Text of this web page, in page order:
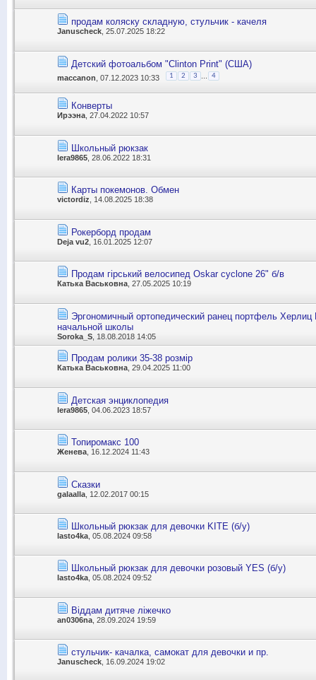
продам коляску складную, стульчик - качеля
Januscheck , 25.07.2025 18:22
Детский фотоальбом "Clinton Print" (США)
maccanon , 07.12.2023 10:33 1 2 3 4
Конверты
Ирээна , 27.04.2022 10:57
Школьный рюкзак
lera9865 , 28.06.2022 18:31
Карты покемонов. Обмен
victordiz , 14.08.2025 18:38
Рокерборд продам
Deja vu2 , 16.01.2025 12:07
Продам гірський велосипед Oskar cyclone 26" б/в
Катька Васьковна , 27.05.2025 10:19
Эргономичный ортопедический ранец портфель
начальной школы
Soroka_S , 18.08.2018 14:05
Продам ролики 35-38 розмір
Катька Васьковна , 29.04.2025 11:00
Детская энциклопедия
lera9865 , 04.06.2023 18:57
Топиромакс 100
Женева , 16.12.2024 11:43
Сказки
galaalla , 12.02.2017 00:15
Школьный рюкзак для девочки KITE (б/у)
lasto4ka , 05.08.2024 09:58
Школьный рюкзак для девочки розовый YES (б/у)
lasto4ka, 05.08.2024 09:52
Віддам дитяче ліжечко
an0306na , 28.09.2024 19:59
стульчик- качалка, самокат для девочки и пр.
Januscheck, 16.09.2024 19:02